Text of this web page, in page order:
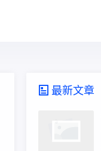
最新文章